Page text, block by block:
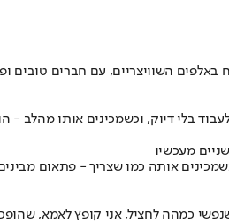
באלפים השוויצריים, עם חברים
בלי דיוק, וכשמכינים אותו מהלב -
מעכשיו
אותה כמו שצריך - פתאום
כמהה לחציל, אני קופץ לאמא,